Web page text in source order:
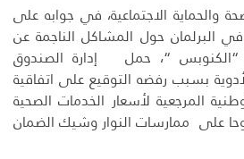
والحماية الاجتماعية، في جوابه على
البرلمان حول المشاكل الناجمة عن
“الكنوبس “، حمل إدارة الصندوق
بسبب رفضه التوقيع على اتفاقية
المرجعية لأسعار الخدمات الصحية
على ممارسات النوار وشيك الضمان